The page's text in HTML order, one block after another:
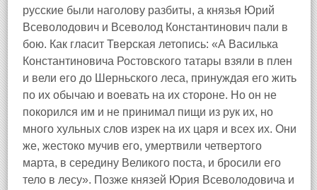
русские были наголову разбиты, а князья Юрий
Всеволодович и Всеволод Константинович пали в
бою. Как гласит Тверская летопись: «А Василька
Константиновича Ростовского татары взяли в плен
и вели его до Шерньского леса, принуждая его жить
по их обычаю и воевать на их стороне. Но он не
покорился им и не принимал пищи из рук их, но
много хульных слов изрек на их царя и всех их. Они
же, жестоко мучив его, умертвили четвертого
марта, в середину Великого поста, и бросили его
тело в лесу». Позже князей Юрия Всеволодовича и